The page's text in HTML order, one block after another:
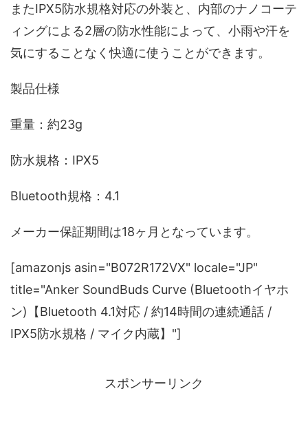
またIPX5防水規格対応の外装と、内部のナノコーテ
ィングによる2層の防水性能によって、小雨や汗を
気にすることなく快適に使うことができます。
製品仕様
重量：約23g
防水規格：IPX5
Bluetooth規格：4.1
メーカー保証期間は18ヶ月となっています。
[amazonjs asin="B072R172VX" locale="JP"
title="Anker SoundBuds Curve (Bluetoothイヤホ
ン)【Bluetooth 4.1対応 / 約14時間の連続通話 /
IPX5防水規格 / マイク内蔵】"]
スポンサーリンク